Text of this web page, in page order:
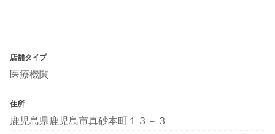
店舗タイプ
医療機関
住所
鹿児島県鹿児島市真砂本町１３－３